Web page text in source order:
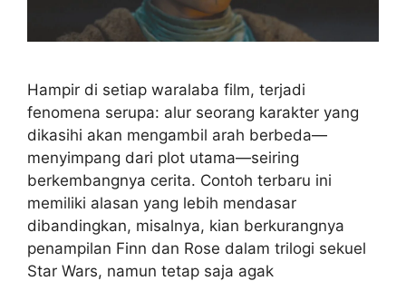
Hampir di setiap waralaba film, terjadi
fenomena serupa: alur seorang karakter yang
dikasihi akan mengambil arah berbeda—
menyimpang dari plot utama—seiring
berkembangnya cerita. Contoh terbaru ini
memiliki alasan yang lebih mendasar
dibandingkan, misalnya, kian berkurangnya
penampilan Finn dan Rose dalam trilogi sekuel
Star Wars, namun tetap saja agak